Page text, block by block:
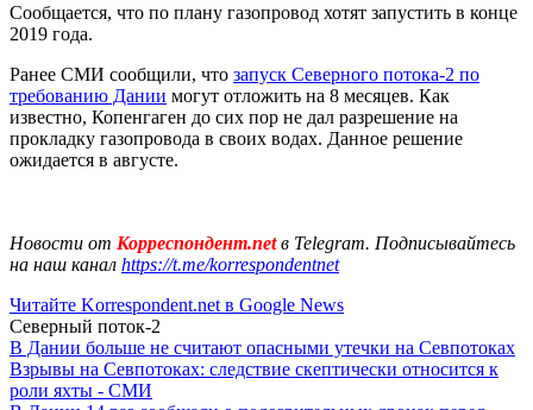
Сообщается, что по плану газопровод хотят запустить в конце
2019 года.
Ранее СМИ сообщили, что запуск Северного потока-2 по
требованию Дании могут отложить на 8 месяцев. Как
известно, Копенгаген до сих пор не дал разрешение на
прокладку газопровода в своих водах. Данное решение
ожидается в августе.
Новости от Корреспондент.netв Telegram. Подписывайтесь
на наш канал https://t.me/korrespondentnet
Читайте Korrespondent.net в Google News
Северный поток-2
В Дании больше не считают опасными утечки на Севпотоках
Взрывы на Севпотоках: следствие скептически относится к
роли яхты - СМИ